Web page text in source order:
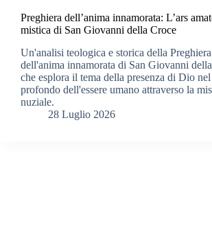
Preghiera dell’anima innamorata: L’ars
mistica di San Giovanni della Croce
Un'analisi teologica e storica della Preghiera
dell'anima innamorata di San Giovanni
che esplora il tema della presenza di Dio nel
profondo dell'essere umano attraverso la
nuziale.
28 Luglio 2026